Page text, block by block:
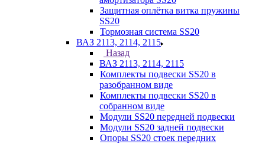
Защитная оплётка витка пружины
SS20
Тормозная система SS20
ВАЗ 2113, 2114, 2115
Назад
ВАЗ 2113, 2114, 2115
Комплекты подвески SS20 в
разобранном виде
Комплекты подвески SS20 в
собранном виде
Модули SS20 передней подвески
Модули SS20 задней подвески
Опоры SS20 стоек передних